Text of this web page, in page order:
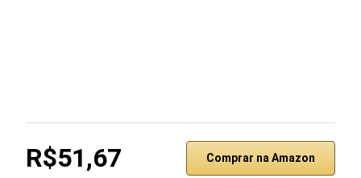
R$51,67 Comprar na Amazon